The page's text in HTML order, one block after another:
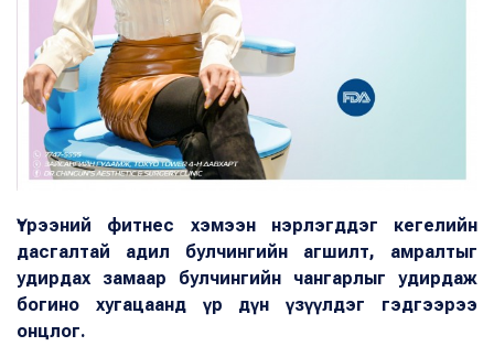
Үтрээний фитнес хэмээн нэрлэгддэг кегелийн
дасгалтай адил булчингийн агшилт, амралтыг
удирдах замаар булчингийн чангарлыг удирдаж
богино хугацаанд үр дүн үзүүлдэг гэдгээрээ
онцлог.